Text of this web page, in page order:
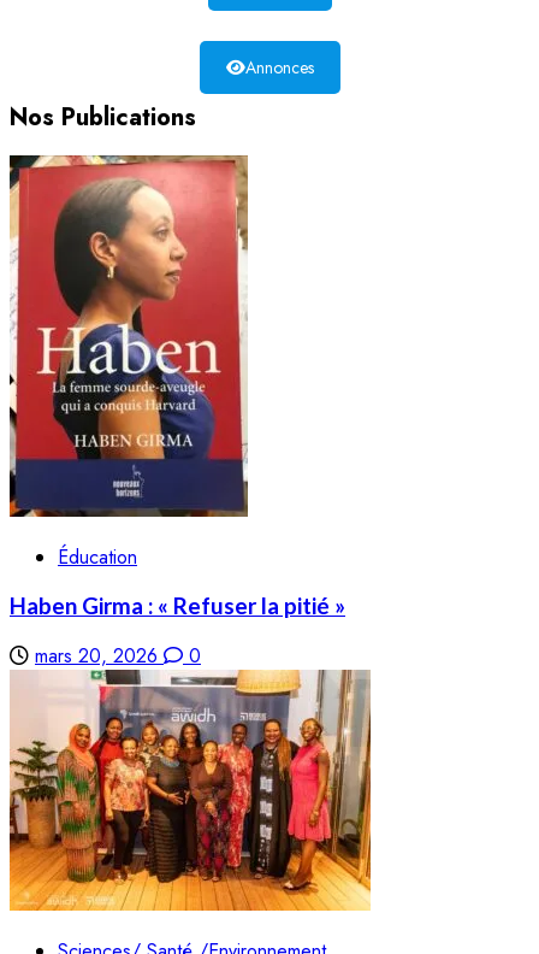
Annonces
Nos Publications
Éducation
Haben Girma : « Refuser la pitié »
mars 20, 2026 0